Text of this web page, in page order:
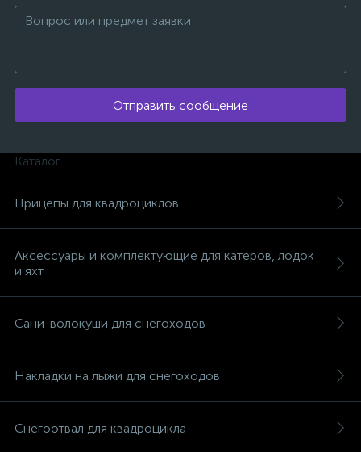
Отправить сообщение
Каталог
Прицепы для квадроциклов
Аксессуары и комплектующие для катеров, лодок
и яхт
Сани-волокуши для снегоходов
Накладки на лыжи для снегоходов
Снегоотвал для квадроцикла